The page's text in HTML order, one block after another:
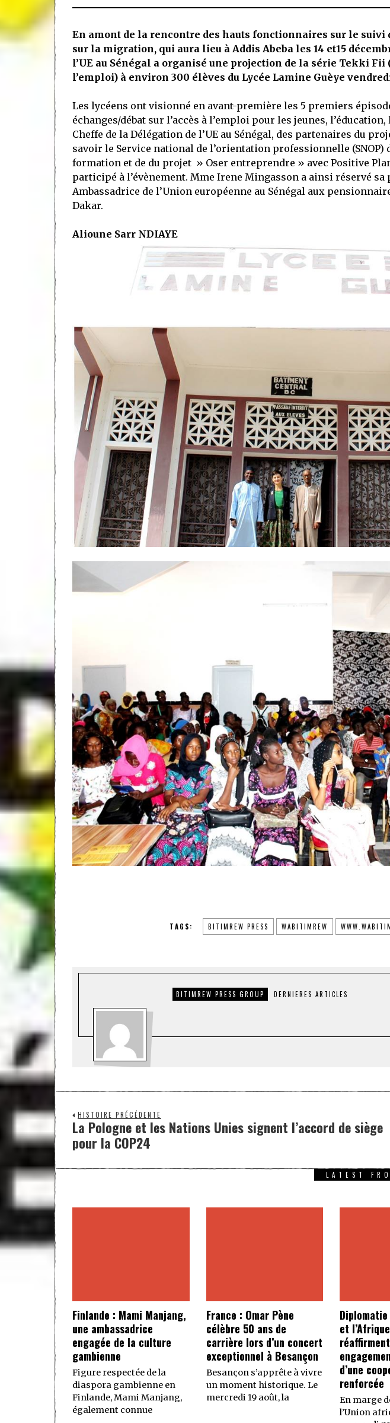
En amont de la rencontre des hauts fonctionnaires sur le suivi
sur la migration, qui aura lieu à Addis Abeba les 14 et15
l’UE au Sénégal a organisé une projection de la série Tekki
l’emploi) à environ 300 élèves du Lycée Lamine Guèye
Les lycéens ont visionné en avant-première les 5 premiers
échanges/débat sur l’accès à l’emploi pour les jeunes,
Cheffe de la Délégation de l’UE au Sénégal, des partenaires du
savoir le Service national de l’orientation professionnelle (SNOP)
formation et de du projet » Oser entreprendre » avec Positive
participé à l’évènement. Mme Irene Mingasson a ainsi réservé
Ambassadrice de l’Union européenne au Sénégal aux
Dakar.
Alioune Sarr NDIAYE
TAGS: BITIMREW PRESS WABITIMREW
BITIMREW PRESS GROUP DERNIERES ARTICLES
HISTOIRE PRÉCÉDENTE
La Pologne et les Nations Unies signent l’accord de siège
pour la COP24
LATEST
Finlande : Mami Manjang,
une ambassadrice
engagée de la culture
gambienne
Figure respectée de la
diaspora gambienne en
Finlande, Mami Manjang,
également connue
France : Omar Pène
célèbre 50 ans de
carrière lors d’un concert
exceptionnel à Besançon
Besançon s’apprête à vivre
un moment historique. Le
mercredi 19 août, la
et
d’une
renforcée
En marge
l’Union